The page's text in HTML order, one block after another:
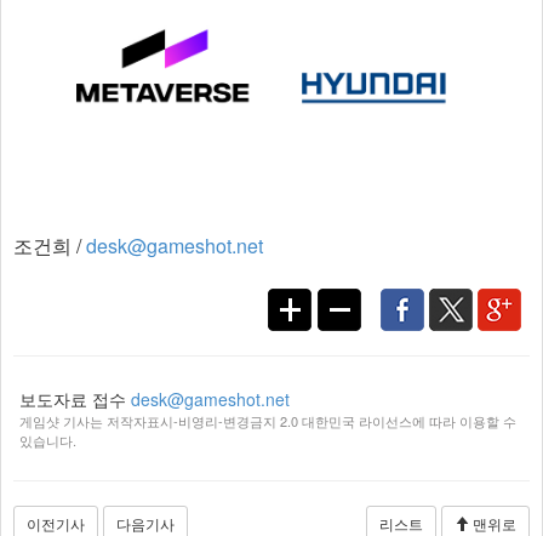
조건희 /desk@gameshot.net
보도자료 접수 desk@gameshot.net
게임샷 기사는 저작자표시-비영리-변경금지 2.0 대한민국 라이선스에 따라 이용할 수
있습니다.
이전기사 다음기사 리스트 맨위로